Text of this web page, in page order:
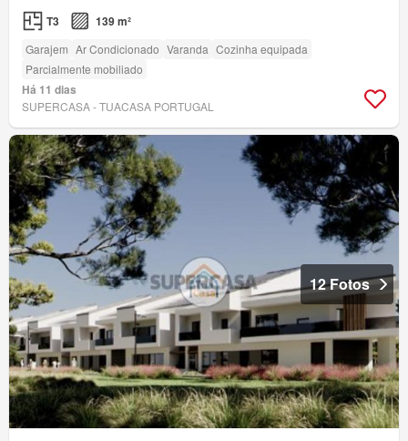
T3 139 m²
Garajem Ar Condicionado Varanda Cozinha equipada
Parcialmente mobiliado
Há 11 dias
SUPERCASA - TUACASA PORTUGAL
12 Fotos